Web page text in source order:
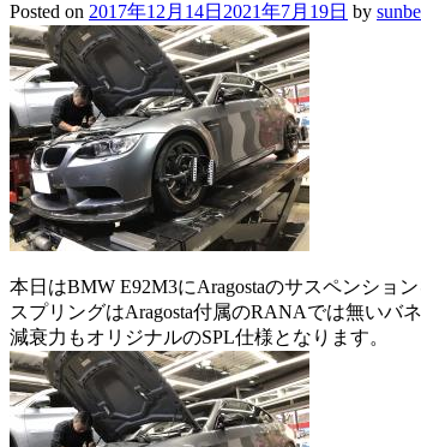
Posted on 2017年12月14日 2021年7月19日 by
本日はBMW E92M3にAragostaのサスペンショ
スプリングはAragosta付属のRANAでは無いバ
減衰力もオリジナルのSPL仕様となります。